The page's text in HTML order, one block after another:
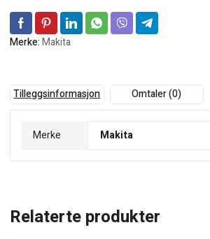
Merke:Makita
Tilleggsinformasjon Omtaler (0)
Merke Makita
Relaterte produkter